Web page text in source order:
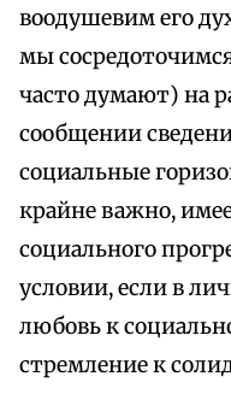
воодушевим его
мы
часто думают) на
сообщении
социальные
крайне важно,
социального
условии, если в
любовь к
стремление к